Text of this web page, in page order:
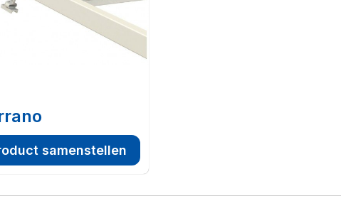
samenstellen